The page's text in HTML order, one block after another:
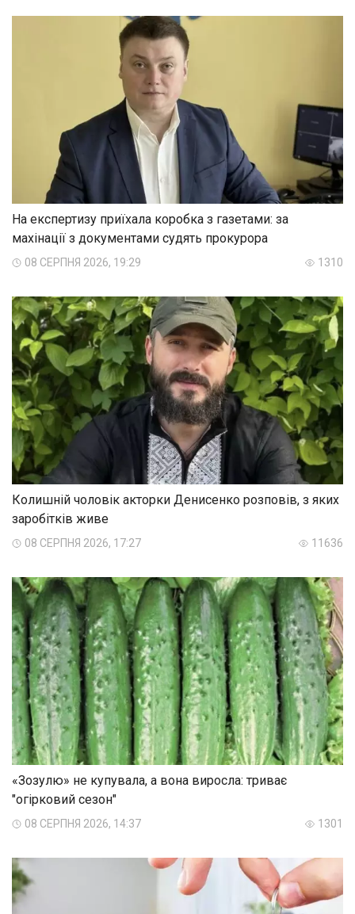
На експертизу приїхала коробка з газетами: за
махінації з документами судять прокурора
08 СЕРПНЯ 2026, 19:29 1310
Колишній чоловік акторки Денисенко розповів, з яких
заробітків живе
08 СЕРПНЯ 2026, 17:27 11636
«Зозулю» не купувала, а вона виросла: триває
"огірковий сезон"
08 СЕРПНЯ 2026, 14:37 1301